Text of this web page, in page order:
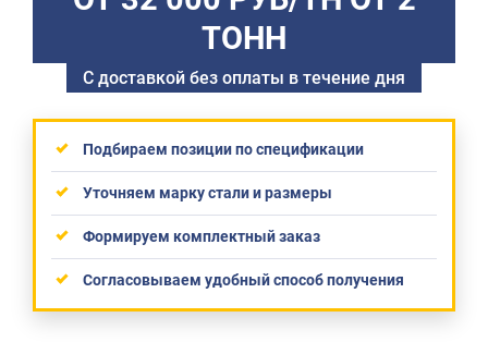
ТОНН
С доставкой без оплаты в течение дня
Подбираем позиции по спецификации
Уточняем марку стали и размеры
Формируем комплектный заказ
Согласовываем удобный способ получения